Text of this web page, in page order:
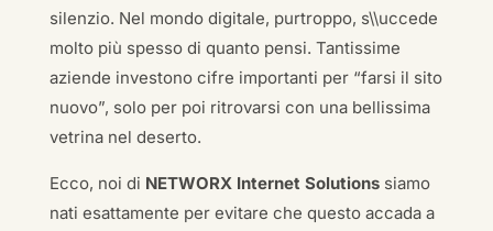
silenzio. Nel mondo digitale, purtroppo, s\\uccede
molto più spesso di quanto pensi. Tantissime
aziende investono cifre importanti per “farsi il sito
nuovo”, solo per poi ritrovarsi con una bellissima
vetrina nel deserto.
Ecco, noi di NETWORX Internet Solutionssiamo
nati esattamente per evitare che questo accada a